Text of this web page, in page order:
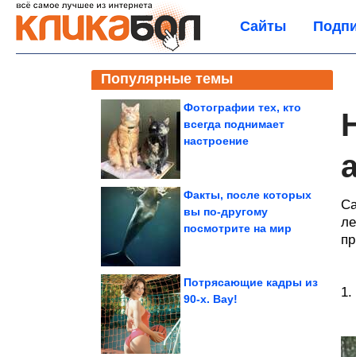
Сайты
Популярные темы
Фотографии тех, кто
всегда поднимает
настроение
Факты, после которых
вы по-другому
посмотрите на мир
Потрясающие кадры из
90-х. Вау!
1.